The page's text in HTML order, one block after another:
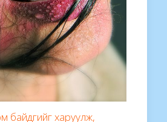
байдгийг харуулж,